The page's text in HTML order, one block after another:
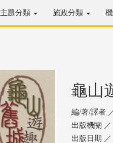
主題分類 施政分類
龜山
編/著/譯者
出版機關 ／
出版日期 ／